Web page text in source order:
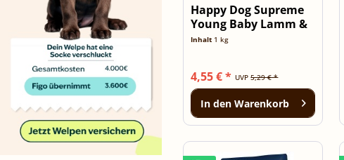
Happy Dog Supreme
Young Baby Lamm &
Reis 1kg
Inhalt 1 kg
UVP5,29 € *
4,55 € *
In den Warenkorb